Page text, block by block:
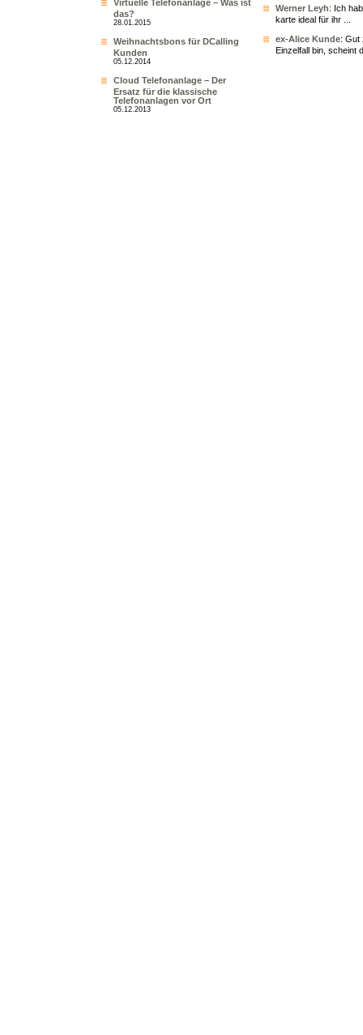
Virtuelle Telefonanlage – Was ist
das?
28.01.2015
Weihnachtsbons für DCalling
Kunden
05.12.2014
Cloud Telefonanlage – Der
Ersatz für die klassische
Telefonanlagen vor Ort
05.12.2013
Werner Leyh: Ich
karte ideal für ihr ...
ex-Alice Kunde: Gut
Einzelfall bin, scheint